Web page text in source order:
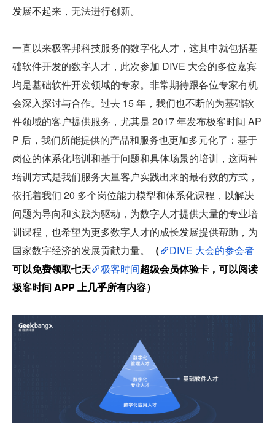
发展不起来，无法进行创新。
一直以来极客邦科技服务的数字化人才，这其中就包括基
础软件开发的数字人才，此次参加 DIVE 大会的多位嘉宾
均是基础软件开发领域的专家。非常期待跟各位专家有机
会深入探讨与合作。过去 15 年，我们也不断的为基础软
件领域的客户提供服务，尤其是 2017 年发布极客时间 AP
P 后，我们所能提供的产品和服务也更加多元化了：基于
岗位的体系化培训和基于问题和具体场景的培训，这两种
培训方式是我们服务大量客户实践出来的最有效的方式，
依托着我们 20 多个岗位能力模型和体系化课程，以解决
问题为导向和实践为驱动，为数字人才提供大量的专业培
训课程，也希望为更多数字人才的成长发展提供帮助，为
国家数字经济的发展贡献力量。
（
DIVE 大会的参会者
可以免费领取七天
极客时间超级会员体验卡，可以阅读
极客时间 APP 上几乎所有内容）